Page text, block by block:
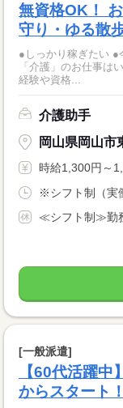
無資格OK！
守り・ゆる散
●しっかり稼ぎたい ●今後
「介護」のお仕事はいかがでしょ
経験や資格...
介護助手
岡山県岡山市
時給1,300円～
※シフト制（実
≪シフト制≫勤
[一般派遣]
【60代活躍
からスタート！